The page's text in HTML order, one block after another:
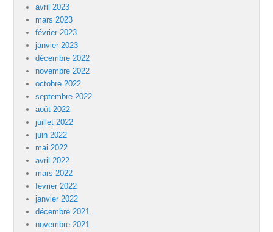
avril 2023
mars 2023
février 2023
janvier 2023
décembre 2022
novembre 2022
octobre 2022
septembre 2022
août 2022
juillet 2022
juin 2022
mai 2022
avril 2022
mars 2022
février 2022
janvier 2022
décembre 2021
novembre 2021